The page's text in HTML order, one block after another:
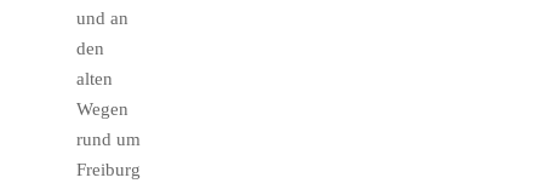
und an
den
alten
Wegen
rund um
Freiburg